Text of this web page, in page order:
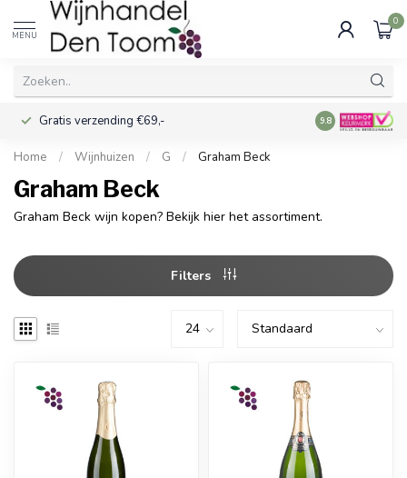
MENU
0
Gratis verzending €69,- Voor 16:00
9.8
Home / Wijnhuizen / G / Graham Beck
Graham Beck
Graham Beck wijn kopen? Bekijk hier het assortiment.
Filters